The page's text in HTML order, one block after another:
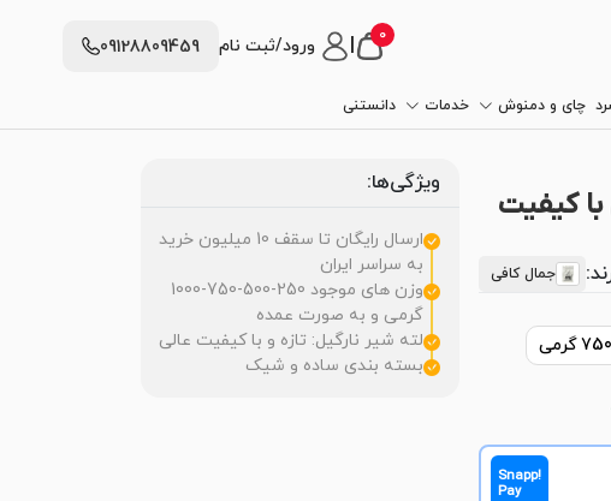
0 ورود/ثبت نام 09128809459
چای و دمنوش خدمات دانستنی
با کیفیت
جمال کافی
750 گرمی
Snapp!
Pay
ویژگی‌ها:
ارسال رایگان تا سقف 10 میلیون خرید
به سراسر ایران
وزن های موجود 250-500-750-1000
گرمی و به صورت عمده
لته شیر نارگیل: تازه و با کیفیت عالی
بسته بندی ساده و شیک